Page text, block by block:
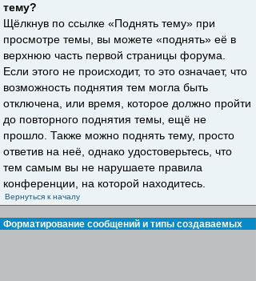
тему?
Щёлкнув по ссылке «Поднять тему» при
просмотре темы, вы можете «поднять» её в
верхнюю часть первой страницы форума.
Если этого не происходит, то это означает, что
возможность поднятия тем могла быть
отключена, или время, которое должно пройти
до повторного поднятия темы, ещё не
прошло. Также можно поднять тему, просто
ответив на неё, однако удостоверьтесь, что
тем самым вы не нарушаете правила
конференции, на которой находитесь.
Вернуться к началу
Форматирование сообщений и типы создаваемых